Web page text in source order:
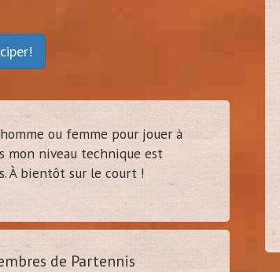
ou femme pour jouer à
mon niveau technique est
À bientôt sur le court !
de Partennis
vince94
Limeil brevannes - 94)